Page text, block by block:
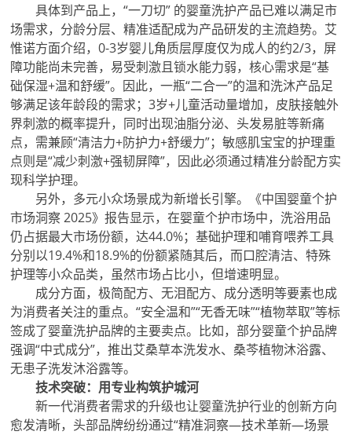
具体到产品上，“一刀切” 的婴童洗护产品已难以满足市
场需求，分龄分层、精准适配成为产品研发的主流趋势。艾
惟诺方面介绍，0-3岁婴儿角质层厚度仅为成人的约2/3，屏
障功能尚未完善，易受刺激且锁水能力弱，核心需求是“基
础保湿+温和舒缓”。因此，一瓶“二合一”的温和洗沐产品足
够满足该年龄段的需求；3岁+儿童活动量增加，皮肤接触外
界刺激的概率提升，同时出现油脂分泌、头发易脏等新痛
点，需兼顾“清洁力+防护力+舒缓力”；敏感肌宝宝的护理重
点则是“减少刺激+强韧屏障”，因此必须通过精准分龄配方实
现科学护理。
另外，多元小众场景成为新增长引擎。《中国婴童个护
市场洞察 2025》报告显示，在婴童个护市场中，洗浴用品
仍占据最大市场份额，达44.0%；基础护理和哺育喂养工具
分别以19.4%和18.9%的份额紧随其后，而口腔清洁、特殊
护理等小众品类，虽然市场占比小，但增速明显。
成分方面，极简配方、无泪配方、成分透明等要素也成
为消费者关注的重点。“安全温和”“无香无味”“植物萃取”等标
签成了婴童洗护品牌的主要卖点。比如，部分婴童个护品牌
强调“中式成分”，推出艾桑草本洗发水、桑芩植物沐浴露、
无患子洗发沐浴露等。
技术突破：用专业构筑护城河
新一代消费者需求的升级也让婴童洗护行业的创新方向
愈发清晰，头部品牌纷纷通过“精准洞察—技术革新—场景